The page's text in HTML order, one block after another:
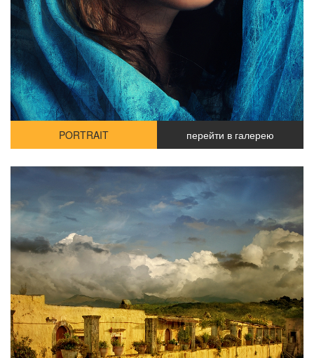
PORTRAIT перейти в галерею